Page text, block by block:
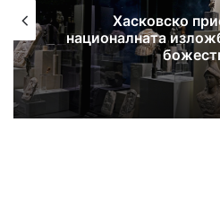
Самодейци се
фестивал